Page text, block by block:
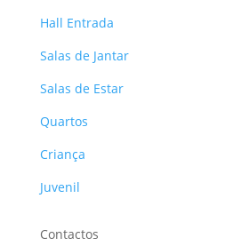
Hall Entrada
Salas de Jantar
Salas de Estar
Quartos
Criança
Juvenil
Contactos